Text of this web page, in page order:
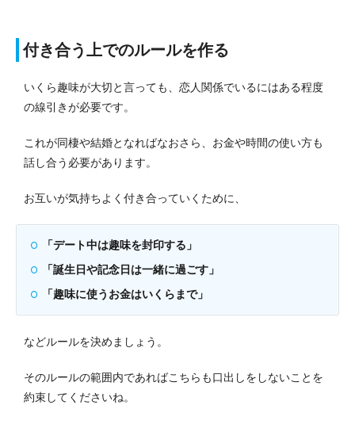
付き合う上でのルールを作る
いくら趣味が大切と言っても、恋人関係でいるにはある程度
の線引きが必要です。
これが同棲や結婚となればなおさら、お金や時間の使い方も
話し合う必要があります。
お互いが気持ちよく付き合っていくために、
「デート中は趣味を封印する」
「誕生日や記念日は一緒に過ごす」
「趣味に使うお金はいくらまで」
などルールを決めましょう。
そのルールの範囲内であればこちらも口出しをしないことを
約束してくださいね。